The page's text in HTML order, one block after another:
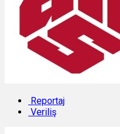
Reportaj
Veriliş